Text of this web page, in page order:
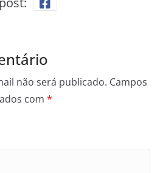
não será publicado. Campos
com *